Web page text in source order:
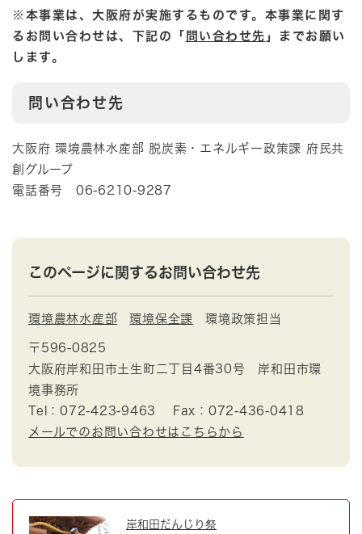
※本事業は、大阪府が実施するものです。本事業に関す
るお問い合わせは、下記の「 問い合わせ先 」までお願い
します。
問い合わせ先
大阪府 環境農林水産部 脱炭素・エネルギー政策課 府民共
創グループ
電話番号 06-6210-9287
このページに関するお問い合わせ先
環境農林水産部 環境保全課 環境政策担当
〒596-0825
大阪府岸和田市土生町二丁目4番30号 岸和田市環
境事務所
Tel：072-423-9463
Fax：072-436-0418
メールでのお問い合わせはこちらから
岸和田だんじり祭